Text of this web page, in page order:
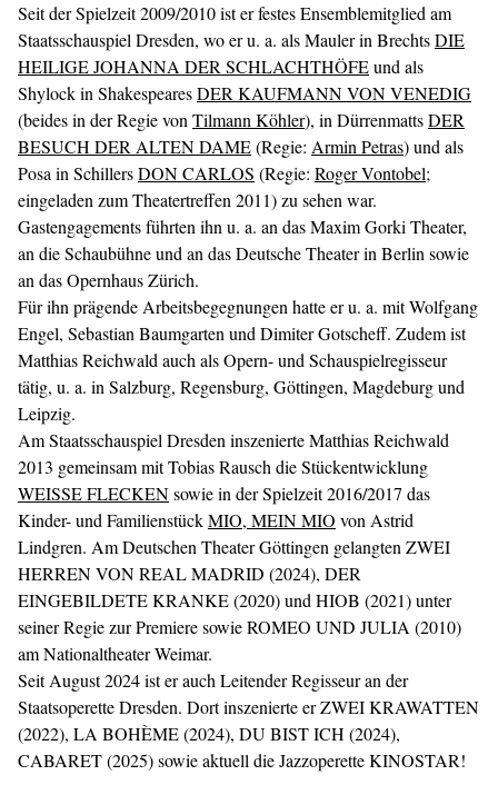
Seit der Spielzeit 2009/2010 ist er festes Ensemblemitglied am
Staatsschauspiel Dresden, wo er u. a. als Mauler in BrechtsDIE
HEILIGE JOHANNA DER SCHLACHTHÖFEund als
Shylock in ShakespearesDER KAUFMANN VON VENEDIG
(beides in der Regie von Tilmann Köhler), in DürrenmattsDER
BESUCH DER ALTEN DAME(Regie: Armin Petras) und als
Posa in SchillersDON CARLOS (Regie: Roger Vontobel;
eingeladen zum Theatertreffen 2011) zu sehen war.
Gastengagements führten ihn u. a. an das Maxim Gorki Theater,
an die Schaubühne und an das Deutsche Theater in Berlin sowie
an das Opernhaus Zürich.
Für ihn prägende Arbeitsbegegnungen hatte er u. a. mit Wolfgang
Engel, Sebastian Baumgarten und Dimiter Gotscheff. Zudem ist
Matthias Reichwald auch als Opern- und Schauspielregisseur
tätig, u. a. in Salzburg, Regensburg, Göttingen, Magdeburg und
Leipzig.
Am Staatsschauspiel Dresden inszenierte Matthias Reichwald
2013 gemeinsam mit Tobias Rausch die Stückentwicklung
WEISSE FLECKENsowie in der Spielzeit 2016/2017 das
Kinder- und FamilienstückMIO, MEIN MIO von Astrid
Lindgren. Am Deutschen Theater Göttingen gelangten ZWEI
HERREN VON REAL MADRID (2024), DER
EINGEBILDETE KRANKE (2020) und HIOB (2021) unter
seiner Regie zur Premiere sowie ROMEO UND JULIA (2010)
am Nationaltheater Weimar.
Seit August 2024 ist er auch Leitender Regisseur an der
Staatsoperette Dresden. Dort inszenierte er ZWEI KRAWATTEN
(2022), LA BOHÈME (2024), DU BIST ICH (2024),
CABARET (2025) sowie aktuell die Jazzoperette KINOSTAR!